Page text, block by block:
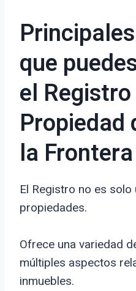
que
el
Propiedad
la
El Registro no es
propiedades.
Ofrece una variedad
múltiples aspectos
inmuebles.